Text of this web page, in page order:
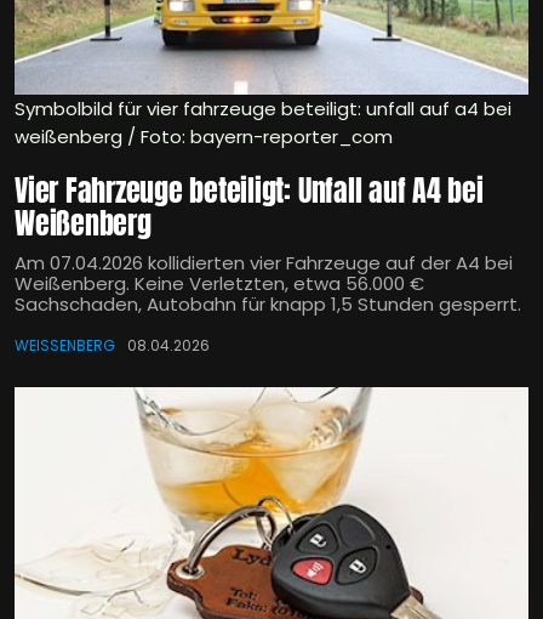
Symbolbild für vier fahrzeuge beteiligt: unfall auf a4 bei
weißenberg / Foto: bayern-reporter_com
Vier Fahrzeuge beteiligt: Unfall auf A4 bei
Weißenberg
Am 07.04.2026 kollidierten vier Fahrzeuge auf der A4 bei
Weißenberg. Keine Verletzten, etwa 56.000 €
Sachschaden, Autobahn für knapp 1,5 Stunden gesperrt.
WEISSENBERG 08.04.2026